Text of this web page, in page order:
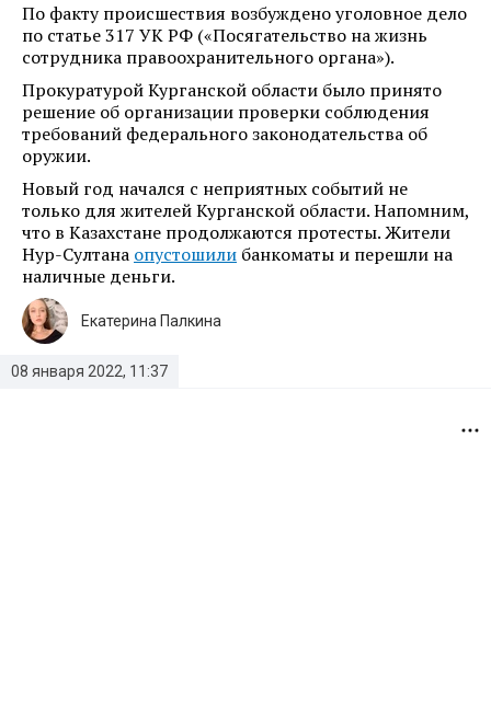
По факту происшествия возбуждено уголовное дело
по статье 317 УК РФ («Посягательство на жизнь
сотрудника правоохранительного органа»).
Прокуратурой Курганской области было принято
решение об организации проверки соблюдения
требований федерального законодательства об
оружии.
Новый год начался с неприятных событий не
только для жителей Курганской области. Напомним,
что в Казахстане продолжаются протесты. Жители
Нур-Султана опустошили банкоматы и перешли на
наличные деньги.
08 января 2022, 11:37
Екатерина Палкина